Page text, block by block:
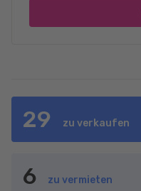
29 zu verkaufen
6 zu vermieten